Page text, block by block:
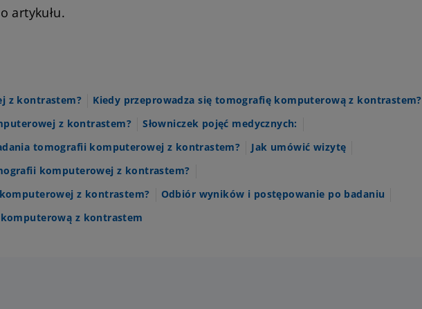
artykułu.
z kontrastem?
Kiedy przeprowadza się tomografię komputerową z kontrastem?
z kontrastem?
Słowniczek pojęć medycznych:
tomografii komputerowej z kontrastem?
Jak umówić wizytę
komputerowej z kontrastem?
z kontrastem?
Odbiór wyników i postępowanie po badaniu
z kontrastem